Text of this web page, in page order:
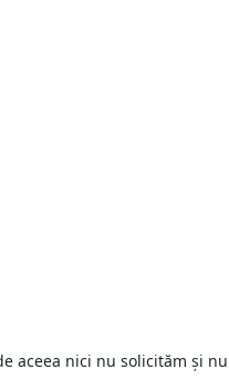
aceea nici nu solicităm și